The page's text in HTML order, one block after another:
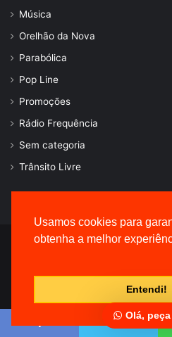
Usamos cookies para
obtenha a melhor
Entendi!
Olá,
Música
Orelhão da Nova
Parabólica
Pop Line
Promoções
Rádio Frequência
Sem categoria
Trânsito Livre